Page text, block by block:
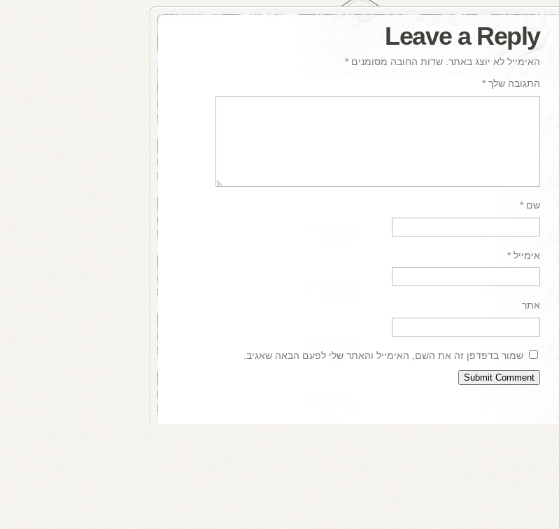
Leave a Reply
האימייל לא יוצג באתר. שדות החובה מסומנים *
התגובה שלך *
שם *
אימייל *
אתר
שמור בדפדפן זה את השם, האימייל והאתר שלי לפעם הבאה שאגיב.